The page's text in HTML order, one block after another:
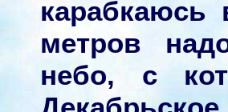
метров
небо, с